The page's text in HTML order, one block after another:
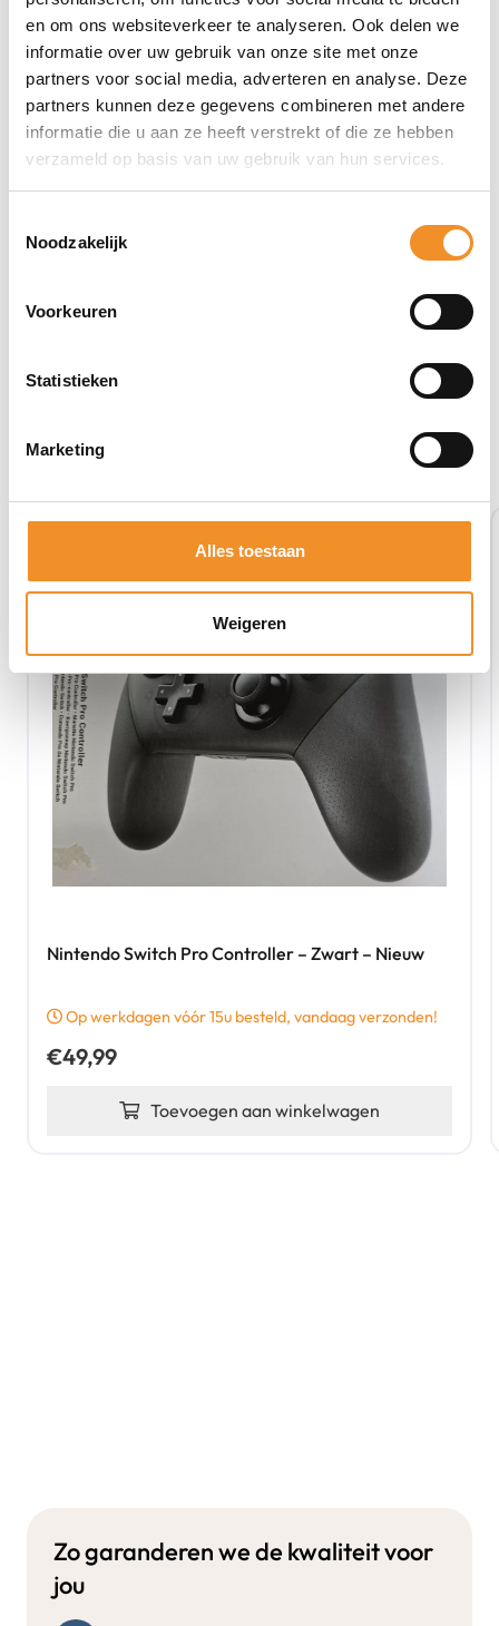
en om ons websiteverkeer te analyseren. Ook delen we
informatie over uw gebruik van onze site met onze
partners voor social media, adverteren en analyse. Deze
partners kunnen deze gegevens combineren met andere
informatie die u aan ze heeft verstrekt of die ze hebben
verzameld op basis van uw gebruik van hun services.
Noodzakelijk
Voorkeuren
Statistieken
Marketing
Alles toestaan
Weigeren
Direct erbij bestellen
Bekijk ook eens deze producten
Nintendo Switch Pro Controller – Zwart – Nieuw
Op werkdagen vóór 15u besteld, vandaag verzonden!
€49,99
Toevoegen aan winkelwagen
Zo garanderen we de kwaliteit voor
jou